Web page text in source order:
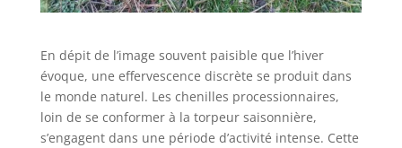
En dépit de l’image souvent paisible que l’hiver
évoque, une effervescence discrète se produit dans
le monde naturel. Les chenilles processionnaires,
loin de se conformer à la torpeur saisonnière,
s’engagent dans une période d’activité intense. Cette